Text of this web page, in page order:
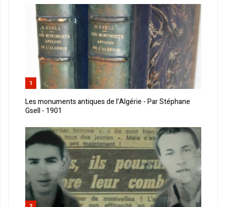
1
Les monuments antiques de l’Algérie - Par Stéphane
Gsell - 1901